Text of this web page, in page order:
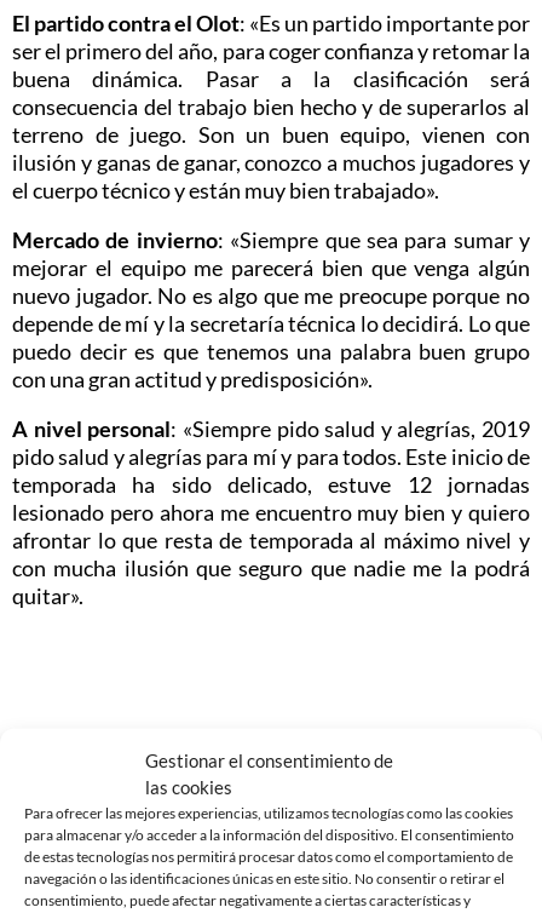
Gestionar el consentimiento de
las cookies
Para ofrecer las mejores experiencias, utilizamos tecnologías como las cookies
para almacenar y/o acceder a la información del dispositivo. El consentimiento
de estas tecnologías nos permitirá procesar datos como el comportamiento de
navegación o las identificaciones únicas en este sitio. No consentir o retirar el
consentimiento, puede afectar negativamente a ciertas características y
El partido contra el Olot: «Es un partido importante por
ser el primero del año, para coger confianza y retomar la
buena dinámica. Pasar a la clasificación será
consecuencia del trabajo bien hecho y de superarlos al
terreno de juego. Son un buen equipo, vienen con
ilusión y ganas de ganar, conozco a muchos jugadores y
el cuerpo técnico y están muy bien trabajado».
Mercado de invierno: «Siempre que sea para sumar y
mejorar el equipo me parecerá bien que venga algún
nuevo jugador. No es algo que me preocupe porque no
depende de mí y la secretaría técnica lo decidirá. Lo que
puedo decir es que tenemos una palabra buen grupo
con una gran actitud y predisposición».
A nivel personal: «Siempre pido salud y alegrías, 2019
pido salud y alegrías para mí y para todos. Este inicio de
temporada ha sido delicado, estuve 12 jornadas
lesionado pero ahora me encuentro muy bien y quiero
afrontar lo que resta de temporada al máximo nivel y
con mucha ilusión que seguro que nadie me la podrá
quitar».
Noticias Relacionadas